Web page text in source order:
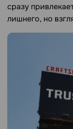
сразу
лишнего, но